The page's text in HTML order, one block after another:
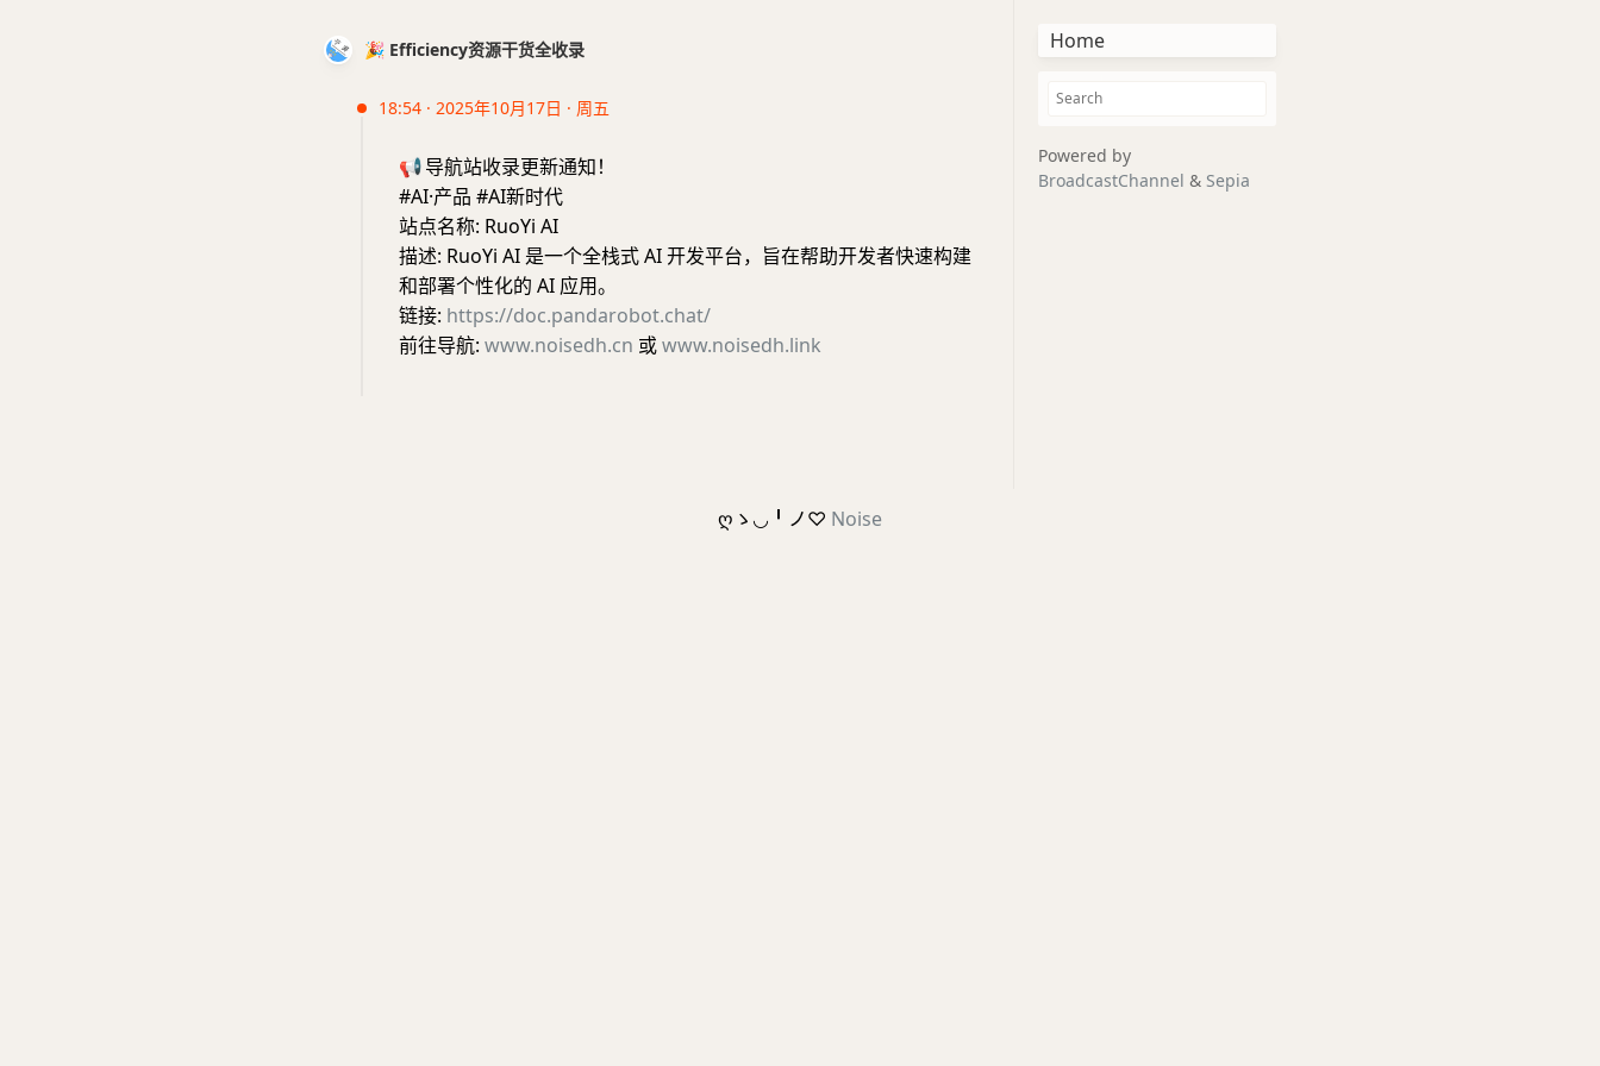
🎉 Efficiency资源干货全收录
18:54 · 2025年10月17日 · 周五
📢导航站收录更新通知！
#AI·产品 #AI新时代
站点名称: RuoYi AI
描述: RuoYi AI 是一个全栈式 AI 开发平台，旨在帮助开发者快速构建
和部署个性化的 AI 应用。
链接: https://doc.pandarobot.chat/
前往导航: www.noisedh.cn 或www.noisedh.link
Home
Powered by
BroadcastChannel & Sepia
ღゝ◡╹ノ♡ Noise